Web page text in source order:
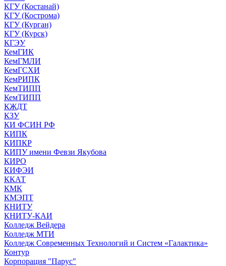
КГУ (Костанай)
КГУ (Кострома)
КГУ (Курган)
КГУ (Курск)
КГЭУ
КемГИК
КемГМЛИ
КемГСХИ
КемРИПК
КемТИПП
КемТИПП
КЖДТ
КЗУ
КИ ФСИН РФ
КИПК
КИПКР
КИПУ имени Февзи Якубова
КИРО
КИФЭИ
ККАТ
КМК
КМЭПТ
КНИТУ
КНИТУ-КАИ
Колледж Вейдера
Колледж МТИ
Колледж Современных Технологий и Систем «Галактика»
Контур
Корпорация "Парус"